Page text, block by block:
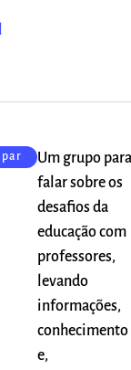
Um grupo para
falar sobre os
desafios da
educação com
professores,
levando
informações,
conhecimento
e,